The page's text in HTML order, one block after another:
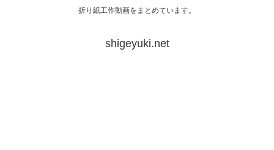
折り紙工作動画をまとめています。
shigeyuki.net